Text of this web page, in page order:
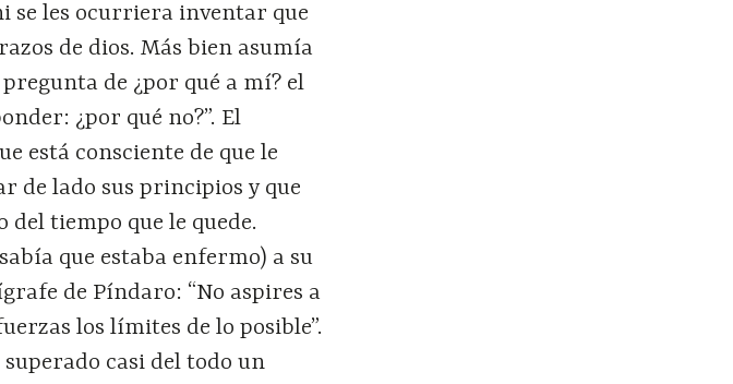
se les ocurriera inventar que
de dios. Más bien asumía
de ¿por qué a mí? el
¿por qué no?”. El
está consciente de que le
de lado sus principios y que
tiempo que le quede.
que estaba enfermo) a su
de Píndaro: “No aspires a
los límites de lo posible”.
casi del todo un